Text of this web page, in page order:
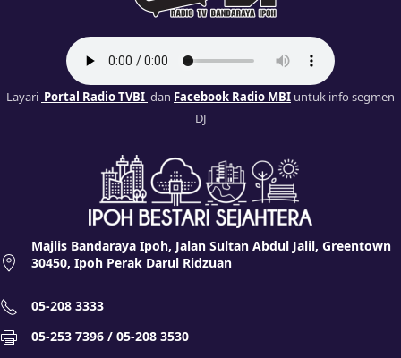
Layari Portal Radio TVBI dan Facebook Radio MBI untuk info segmen
DJ
Majlis Bandaraya Ipoh, Jalan Sultan Abdul Jalil, Greentown
30450, Ipoh Perak Darul Ridzuan
05-208 3333
05-253 7396 / 05-208 3530